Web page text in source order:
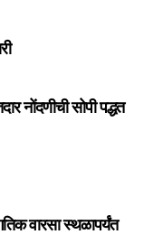
नोंदणीची सोपी पद्धत
वारसा स्थळापर्यंत